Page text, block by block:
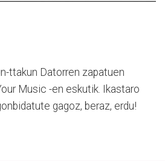
ttakun Datorren zapatuen
Music -en eskutik. Ikastaro
gagoz, beraz, erdu!